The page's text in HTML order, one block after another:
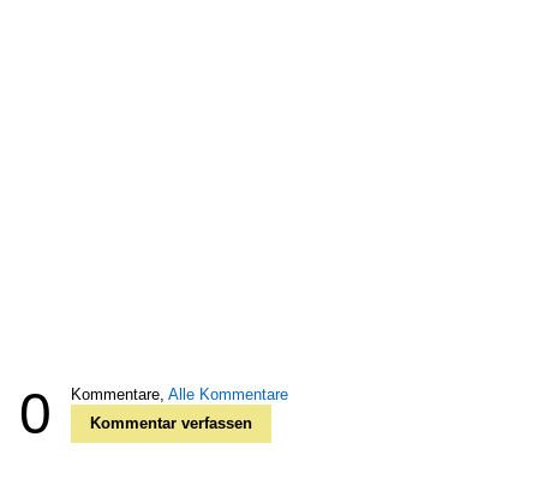
0 Kommentare, Alle Kommentare
Kommentar verfassen